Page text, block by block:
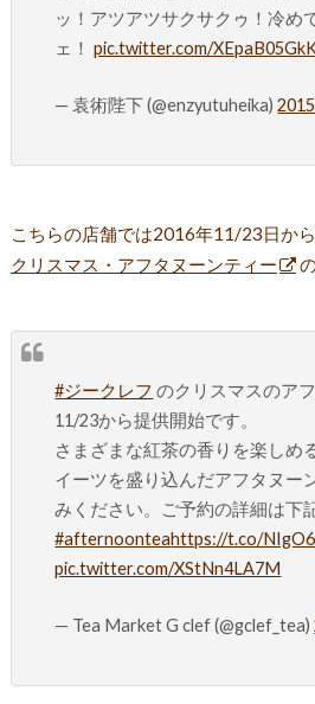
ッ！アツアツサクサクゥ！冷め
ェ！pic.twitter.com/
— 袁術陛下 (@enzyutuheika)
こちらの店舗では2016年11/23日か
クリスマス・アフタヌーンティー
#ジークレフ のクリスマスのア
11/23から提供開始です。
さまざまな紅茶の香りを楽しめ
イーツを盛り込んだアフタヌー
みください。ご予約の詳細は下
#afternoonteahttps://t.co/
pic.twitter.com/XStNn4LA7M
— Tea Market G clef (@gclef_tea)